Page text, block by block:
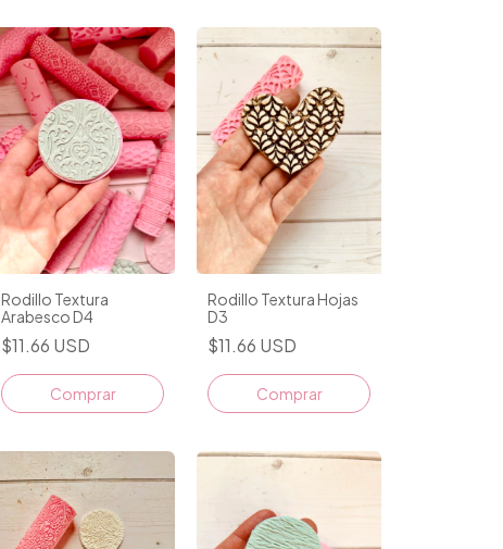
Rodillo Textura
Arabesco D4
$11.66 USD
Rodillo Textura Hojas
D3
$11.66 USD